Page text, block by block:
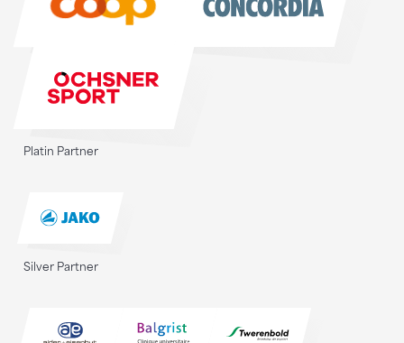
Platin Partner
Silver Partner